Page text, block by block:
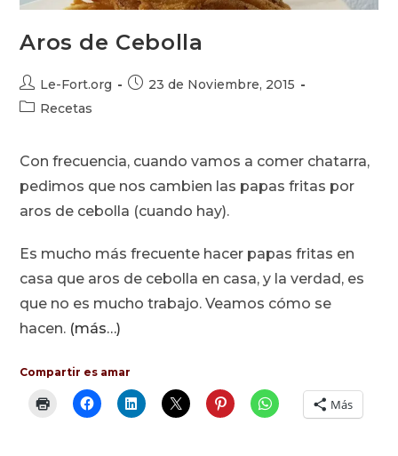
Aros de Cebolla
Autor
de
Le-Fort.org
Publicación
23 de Noviembre, 2015
Categoría
entrada:
Recetas
Con frecuencia, cuando vamos a comer chatarra,
pedimos que nos cambien las papas fritas por
aros de cebolla (cuando hay).
Es mucho más frecuente hacer papas fritas en
casa que aros de cebolla en casa, y la verdad, es
que no es mucho trabajo. Veamos cómo se
hacen. (más…)
Compartir es amar
Más